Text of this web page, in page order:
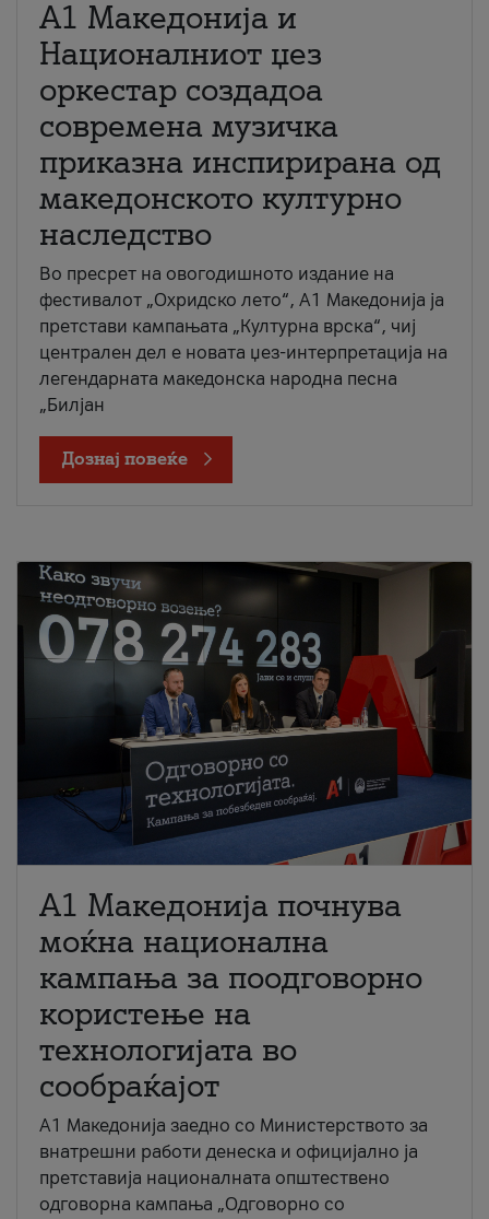
А1 Македонија и
Националниот џез
оркестар создадоа
современа музичка
приказна инспирирана од
македонското културно
наследство
Во пресрет на овогодишното издание на
фестивалот „Охридско лето“, А1 Македонија ја
претстави кампањата „Културна врска“, чиј
централен дел е новата џез-интерпретација на
легендарната македонска народна песна
„Билјан
Дознај повеќе
A1 Македонија почнува
моќна национална
кампања за поодговорно
користење на
технологијата во
сообраќајот
A1 Македонија заедно со Министерството за
внатрешни работи денеска и официјално ја
претставија националната општествено
одговорна кампања „Одговорно со